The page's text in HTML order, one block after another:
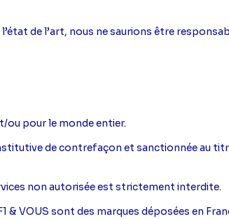
de l’art, nous ne saurions être
ou pour le monde entier.
de contrefaçon et sanctionnée au
non autorisée est strictement interdite.
& VOUS sont des marques déposées en